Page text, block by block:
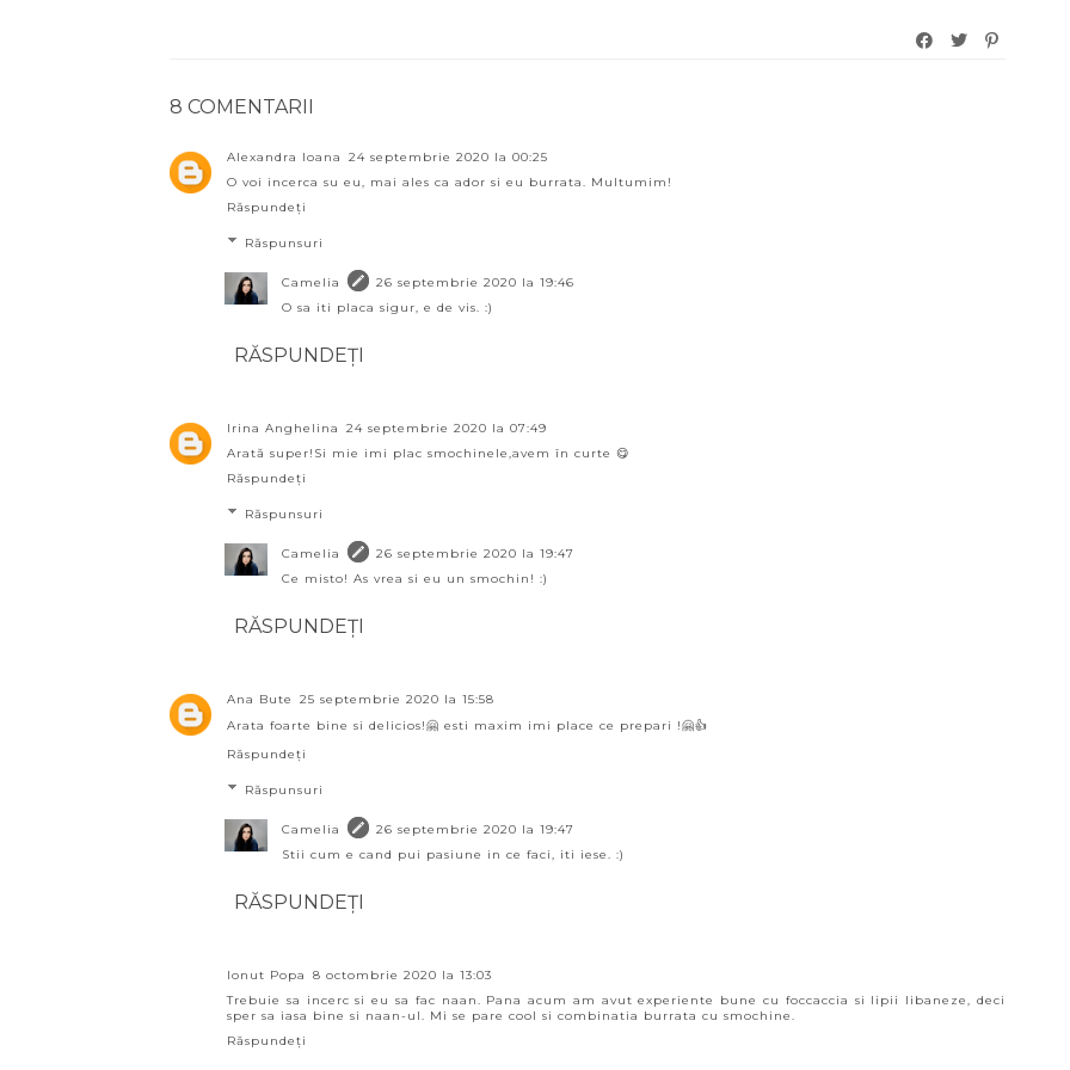
8 COMENTARII
Alexandra Ioana
24 septembrie 2020 la 00:25
O voi incerca su eu, mai ales ca ador si eu burrata. Multumim!
Răspundeți
Răspunsuri
Camelia
26 septembrie 2020 la 19:46
O sa iti placa sigur, e de vis. :)
RĂSPUNDEȚI
Irina Anghelina
24 septembrie 2020 la 07:49
Arată super!Si mie imi plac smochinele,avem în curte 😋
Răspundeți
Răspunsuri
Camelia
26 septembrie 2020 la 19:47
Ce misto! As vrea si eu un smochin! :)
RĂSPUNDEȚI
Ana Bute
25 septembrie 2020 la 15:58
Arata foarte bine si delicios!🤗 esti maxim imi place ce prepari !🤗👍
Răspundeți
Răspunsuri
Camelia
26 septembrie 2020 la 19:47
Stii cum e cand pui pasiune in ce faci, iti iese. :)
RĂSPUNDEȚI
Ionut Popa
8 octombrie 2020 la 13:03
Trebuie sa incerc si eu sa fac naan. Pana acum am avut experiente bune cu foccaccia si lipii libaneze, deci
sper sa iasa bine si naan-ul. Mi se pare cool si combinatia burrata cu smochine.
Răspundeți